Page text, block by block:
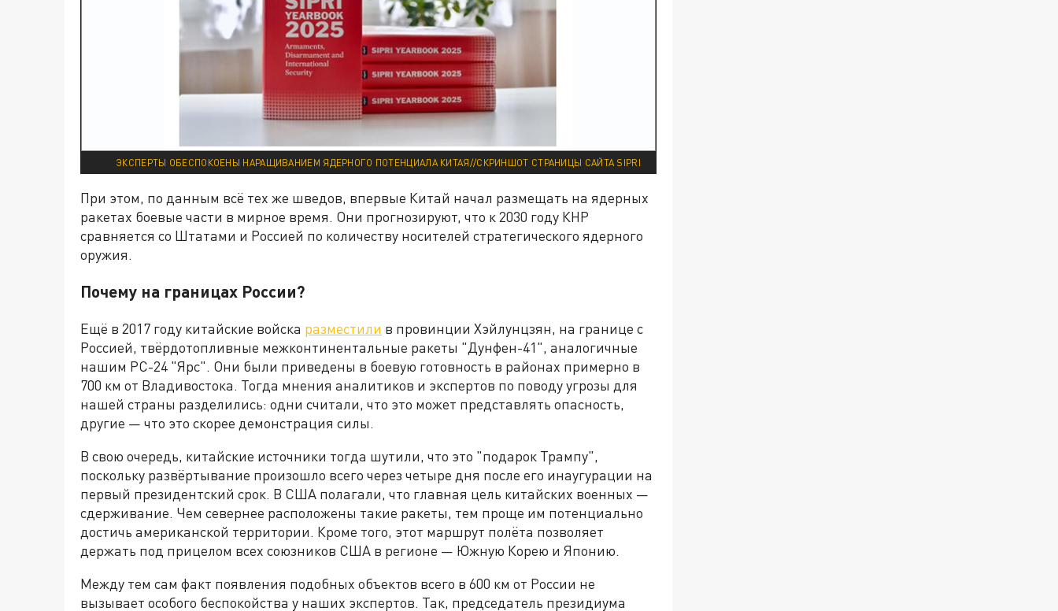
ЭКСПЕРТЫ ОБЕСПОКОЕНЫ НАРАЩИВАНИЕМ ЯДЕРНОГО ПОТЕНЦИАЛА КИТАЯ//СКРИНШОТ СТРАНИЦЫ САЙТА SIPRI
При этом, по данным всё тех же шведов, впервые Китай начал размещать на ядерных
ракетах боевые части в мирное время. Они прогнозируют, что к 2030 году КНР
сравняется со Штатами и Россией по количеству носителей стратегического ядерного
оружия.
Почему на границах России?
Ещё в 2017 году китайские войска разместили в провинции Хэйлунцзян, на границе с
Россией, твёрдотопливные межконтинентальные ракеты "Дунфен-41", аналогичные
нашим РС-24 "Ярс". Они были приведены в боевую готовность в районах примерно в
700 км от Владивостока. Тогда мнения аналитиков и экспертов по поводу угрозы для
нашей страны разделились: одни считали, что это может представлять опасность,
другие — что это скорее демонстрация силы.
В свою очередь, китайские источники тогда шутили, что это "подарок Трампу",
поскольку развёртывание произошло всего через четыре дня после его инаугурации на
первый президентский срок. В США полагали, что главная цель китайских военных —
сдерживание. Чем севернее расположены такие ракеты, тем проще им потенциально
достичь американской территории. Кроме того, этот маршрут полёта позволяет
держать под прицелом всех союзников США в регионе — Южную Корею и Японию.
Между тем сам факт появления подобных объектов всего в 600 км от России не
вызывает особого беспокойства у наших экспертов. Так, председатель президиума